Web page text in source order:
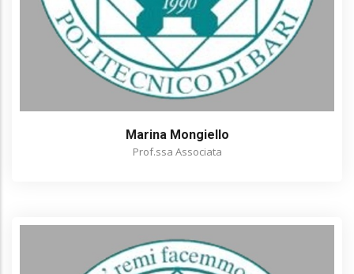
Marina Mongiello
Prof.ssa Associata